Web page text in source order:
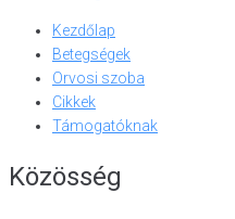
Kezdőlap
Betegségek
Orvosi szoba
Cikkek
Támogatóknak
Közösség